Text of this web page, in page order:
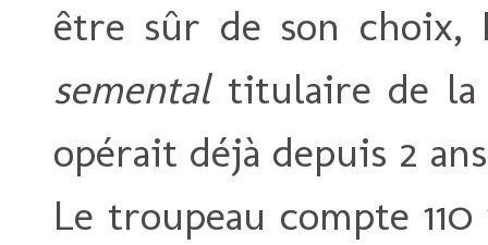
être sûr de son choix,
sementaltitulaire de
opérait déjà depuis 2
Le troupeau compte